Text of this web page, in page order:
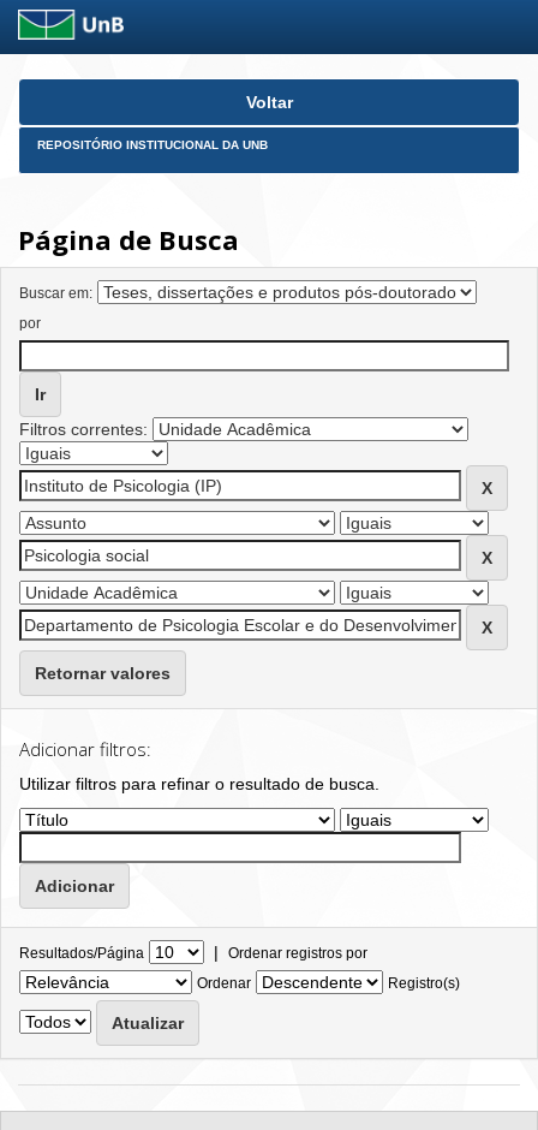
Skip
Voltar
REPOSITÓRIO INSTITUCIONAL DA UNB
Página de Busca
Buscar em:
por
Filtros correntes:
Retornar valores
Adicionar filtros:
Utilizar filtros para refinar o resultado de busca.
Resultados/Página | Ordenar registros por
Ordenar
Registro(s)